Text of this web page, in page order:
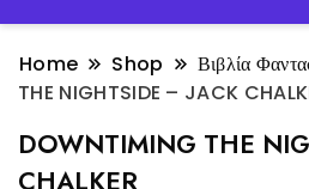
Home Shop Βιβλία
THE NIGHTSIDE – JACK
DOWNTIMING THE
CHALKER